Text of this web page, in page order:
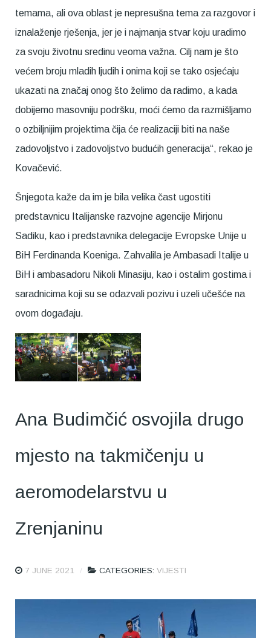
temama, ali ova oblast je nepresušna tema za razgovor i
iznalaženje rješenja, jer je i najmanja stvar koju uradimo
za svoju životnu sredinu veoma važna. Cilj nam je što
većem broju mladih ljudih i onima koji se tako osjećaju
ukazati na značaj onog što želimo da radimo, a kada
dobijemo masovniju podršku, moći ćemo da razmišljamo
o ozbiljnijim projektima čija će realizaciji biti na naše
zadovoljstvo i zadovoljstvo budućih generacija“, rekao je
Kovačević.
Šnjegota kaže da im je bila velika čast ugostiti
predstavnicu Italijanske razvojne agencije Mirjonu
Sadiku, kao i predstavnika delegacije Evropske Unije u
BiH Ferdinanda Koeniga. Zahvalila je Ambasadi Italije u
BiH i ambasadoru Nikoli Minasiju, kao i ostalim gostima i
saradnicima koji su se odazvali pozivu i uzeli učešće na
ovom događaju.
Ana Budimčić osvojila drugo
mjesto na takmičenju u
aeromodelarstvu u
Zrenjaninu
7 JUNE 2021 CATEGORIES: VIJESTI